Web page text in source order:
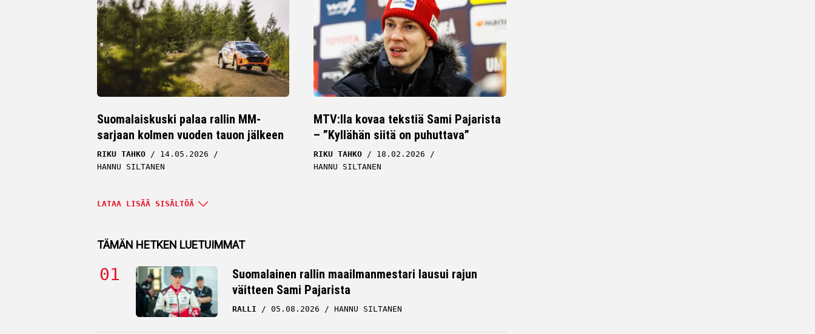
Suomalaiskuski palaa rallin MM-
sarjaan kolmen vuoden tauon jälkeen
RIKU TAHKO
14.05.2026
HANNU SILTANEN
MTV:lla kovaa tekstiä Sami Pajarista
– ”Kyllähän siitä on puhuttava”
RIKU TAHKO
18.02.2026
HANNU SILTANEN
LATAA LISÄÄ SISÄLTÖÄ
TÄMÄN HETKEN LUETUIMMAT
Suomalainen rallin maailmanmestari lausui rajun
väitteen Sami Pajarista
RALLI 05.08.2026 HANNU SILTANEN